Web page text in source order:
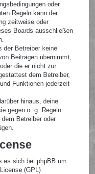
oder
Regeln kann der
zeitweise oder
Boards ausschließen
der Betreiber keine
Beiträgen übernimmt,
die er nicht zur
dem Betreiber,
Funktionen jederzeit
hinaus, deine
gegen o. g. Regeln
Betreiber oder
es sich bei phpBB um
(GPL)